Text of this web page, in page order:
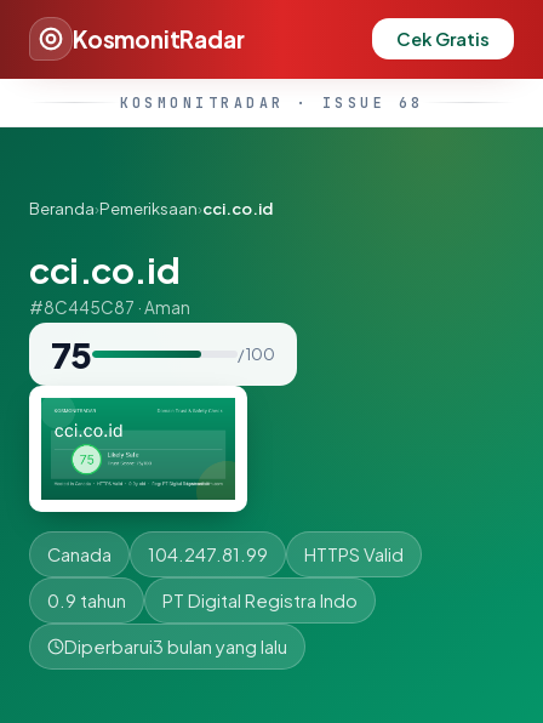
KosmonitRadar Cek Gratis
KOSMONITRADAR · ISSUE 68
Beranda›Pemeriksaan›cci.co.id
cci.co.id
#8C445C87 · Aman
75 / 100
Canada 104.247.81.99 HTTPS Valid
0.9 tahun PT Digital Registra Indo
Diperbarui3 bulan yang lalu